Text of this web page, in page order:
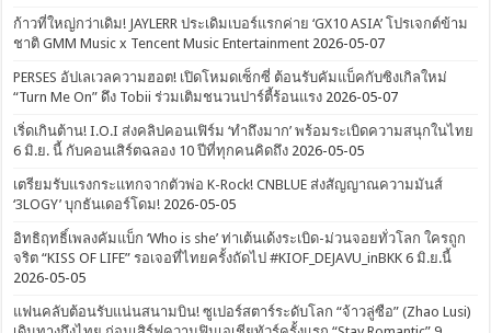
ก้าวที่ใหญ่กว่าเดิม! JAYLERR ประเดิมเบอร์แรกค่าย ‘GX10 ASIA’ โปรเจกต์ข้าม
ชาติ GMM Music x Tencent Music Entertainment 2026-05-07
PERSES อัปเลเวลความฮอต! เปิดโหมดเซ็กซี่ ต้อนรับคัมแบ็คกับซิงเกิลใหม่
“Turn Me On” ดึง Tobii ร่วมเติมชนวนปาร์ตี้ร้อนแรง 2026-05-07
เริ่ดเกินต้าน! I.O.I ส่งคลิปคอนเฟิร์ม ‘ทำถึงมาก’ พร้อมระเบิดความสนุกในไทย
6 มิ.ย. นี้ กับคอนเสิร์ตฉลอง 10 ปีที่ทุกคนคิดถึง 2026-05-05
เตรียมรับแรงกระแทกจากตัวพ่อ K-Rock! CNBLUE ส่งสัญญาณความมันส์
‘3LOGY’ บุกธันเดอร์โดม! 2026-05-05
อิทธิฤทธิ์เพลงคัมแบ็ก ‘Who is she’ ท่าเต้นเด้งระเบิด-ม่วนจอยทั่วโลก ใครถูก
จริต “KISS OF LIFE” รอเจอที่ไทยครั้งถัดไป #KIOF_DEJAVU_inBKK 6 มิ.ย.นี้
2026-05-05
แฟนคลับต้อนรับแน่นสนามบิน! ซูเปอร์สตาร์ระดับโลก “จ้าวลู่ซือ” (Zhao Lusi)